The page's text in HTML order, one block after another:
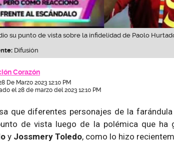
su punto de vista sobre la infidelidad de Paolo
Difusión
Corazón
De Marzo 2023 12:10 PM
el 28 de marzo del 2023 12:10 PM
que diferentes personajes de la
de vista luego de la polémica que ha
y Jossmery Toledo, como lo hizo